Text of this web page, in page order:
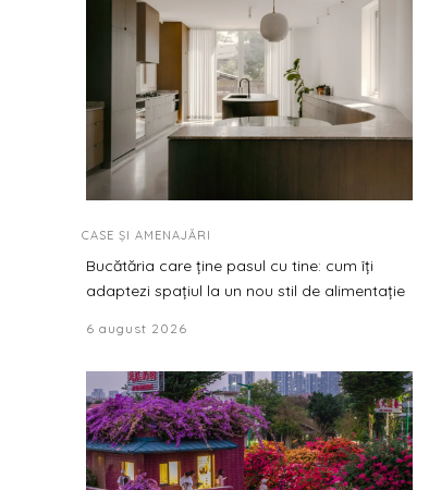
CASE ȘI AMENAJĂRI
Bucătăria care ține pasul cu tine: cum îți
adaptezi spațiul la un nou stil de alimentație
6 august 2026